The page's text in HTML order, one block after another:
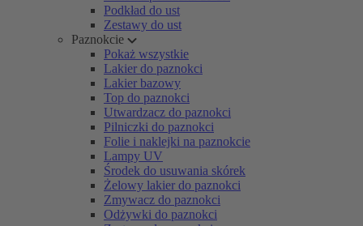
Podkład do ust
Zestawy do ust
Paznokcie
Pokaż wszystkie
Lakier do paznokci
Lakier bazowy
Top do paznokci
Utwardzacz do paznokci
Pilniczki do paznokci
Folie i naklejki na paznokcie
Lampy UV
Środek do usuwania skórek
Żelowy lakier do paznokci
Zmywacz do paznokci
Odżywki do paznokci